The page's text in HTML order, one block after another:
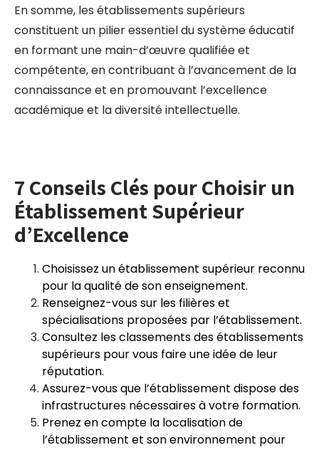
En somme, les établissements supérieurs
constituent un pilier essentiel du système éducatif
en formant une main-d’œuvre qualifiée et
compétente, en contribuant à l’avancement de la
connaissance et en promouvant l’excellence
académique et la diversité intellectuelle.
7 Conseils Clés pour Choisir un
Établissement Supérieur
d’Excellence
Choisissez un établissement supérieur reconnu
pour la qualité de son enseignement.
Renseignez-vous sur les filières et
spécialisations proposées par l’établissement.
Consultez les classements des établissements
supérieurs pour vous faire une idée de leur
réputation.
Assurez-vous que l’établissement dispose des
infrastructures nécessaires à votre formation.
Prenez en compte la localisation de
l’établissement et son environnement pour